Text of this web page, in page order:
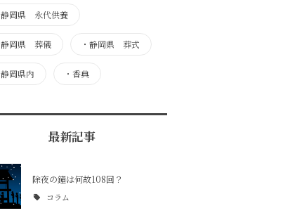
静岡県 永代供養
静岡県 葬儀 ・ 静岡県 葬式
静岡県内 ・ 香典
最新記事
除夜の鐘は何故108回？
コラム